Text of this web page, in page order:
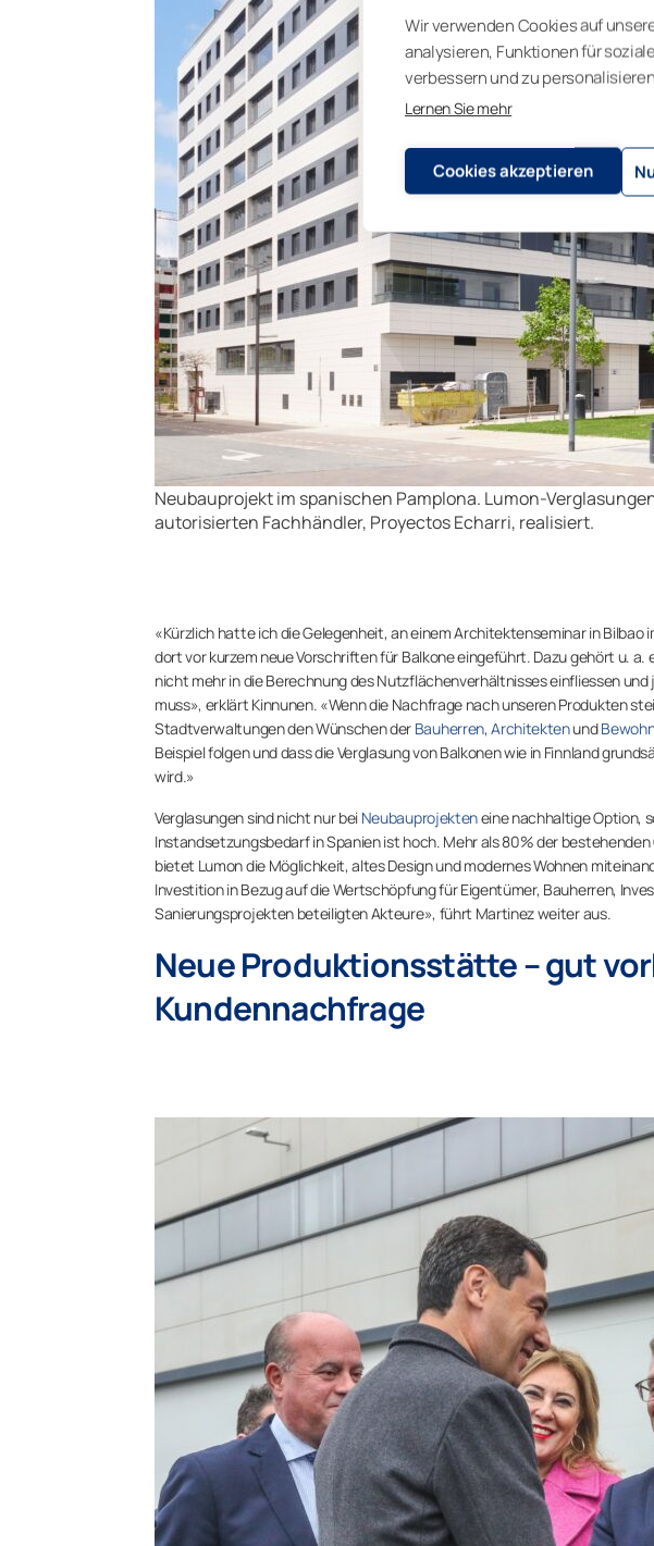
Wir verwenden Cookies auf
analysieren, Funktionen für
verbessern und zu
Lernen Sie mehr
Cookies akzeptieren
Neubauprojekt im spanischen Pamplona. Lumon-
autorisierten Fachhändler, Proyectos Echarri, realisiert.
«Kürzlich hatte ich die Gelegenheit, an einem Architektenseminar in
dort vor kurzem neue Vorschriften für Balkone eingeführt. Dazu gehört u. a.
nicht mehr in die Berechnung des Nutzflächenverhältnisses einfliessen
muss», erklärt Kinnunen. «Wenn die Nachfrage nach unseren Produkten
Stadtverwaltungen den Wünschen der Bauherren,Architektenund
Beispiel folgen und dass die Verglasung von Balkonen wie in Finnland
wird.»
Verglasungen sind nicht nur bei Neubauprojekteneine nachhaltige Option,
Instandsetzungsbedarf in Spanien ist hoch. Mehr als 80% der
bietet Lumon die Möglichkeit, altes Design und modernes Wohnen
Investition in Bezug auf die Wertschöpfung für Eigentümer, Bauherren,
Sanierungsprojekten beteiligten Akteure», führt Martinez weiter aus.
Neue Produktionsstätte – gut
Kundennachfrage